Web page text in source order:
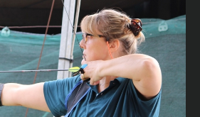
Ricordami
Nome
utente
dimenticato?